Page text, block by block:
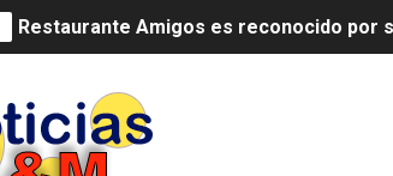
Restaurante Amigos es reconocido por
SNS y el SRSO actualizan Manual de